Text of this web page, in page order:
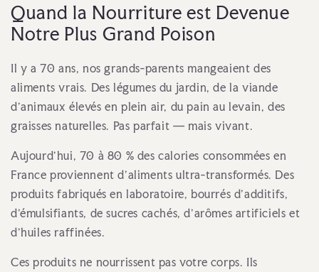
Quand la Nourriture est Devenue
Notre Plus Grand Poison
Il y a 70 ans, nos grands-parents mangeaient des
aliments vrais. Des légumes du jardin, de la viande
d'animaux élevés en plein air, du pain au levain, des
graisses naturelles. Pas parfait — mais vivant.
Aujourd'hui, 70 à 80 % des calories consommées en
France proviennent d'aliments ultra-transformés. Des
produits fabriqués en laboratoire, bourrés d'additifs,
d'émulsifiants, de sucres cachés, d'arômes artificiels et
d'huiles raffinées.
Ces produits ne nourrissent pas votre corps. Ils